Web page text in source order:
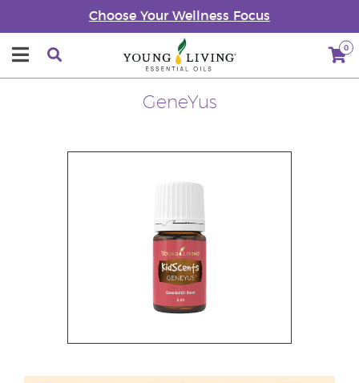
Choose Your Wellness Focus
0
GeneYus